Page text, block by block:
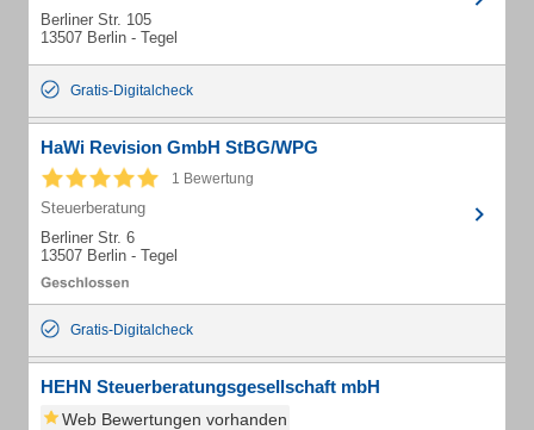
Berliner Str. 105
13507 Berlin - Tegel
Gratis-Digitalcheck
HaWi Revision GmbH StBG/WPG
1 Bewertung
Steuerberatung
Berliner Str. 6
13507 Berlin - Tegel
Gratis-Digitalcheck
HEHN Steuerberatungsgesellschaft mbH
Web Bewertungen vorhanden